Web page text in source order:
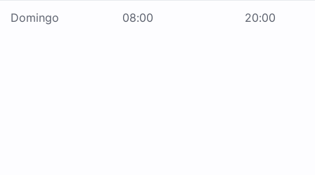
Domingo 08:00 20:00